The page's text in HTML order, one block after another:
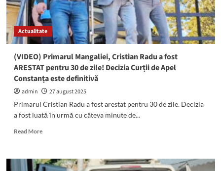
Cristian
Radu
este
inculpat:
Iată
edilul
va
apărea
în
judecătorilor
Actualitate
(VIDEO) Primarul Mangaliei, Cristian Radu a fost
ARESTAT pentru 30 de zile! Decizia Curții de Apel
Constanța este definitivă
admin
27 august 2025
Primarul Cristian Radu a fost arestat pentru 30 de zile. Decizia
a fost luată în urmă cu câteva minute de...
Read MoreRead
(VIDEO)
Primarul